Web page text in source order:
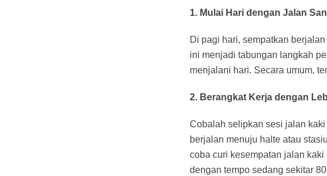
1. Mulai Hari dengan Jalan
Di pagi hari, sempatkan
ini menjadi tabungan langkah
menjalani hari. Secara umum,
2. Berangkat Kerja dengan
Cobalah selipkan sesi jalan
berjalan menuju halte atau
coba curi kesempatan jalan
dengan tempo sedang sekitar